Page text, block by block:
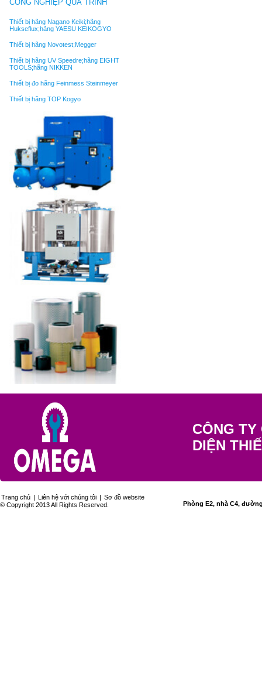
CÔNG NGHIỆP QUÁ TRÌNH
Thiết bị hãng Nagano Keiki;hãng
Hukseflux;hãng YAESU KEIKOGYO
Thiết bị hãng Novotest;Megger
Thiết bị hãng UV Speedre;hãng EIGHT
TOOLS;hãng NIKKEN
Thiết bị đo hãng Feinmess Steinmeyer
Thiết bị hãng TOP Kogyo
CÔNG
DIỆN
Trang chủ | Liên hệ với chúng tôi | Sơ đồ website
© Copyright 2013 All Rights Reserved.
Phòng E2, nhà C4,